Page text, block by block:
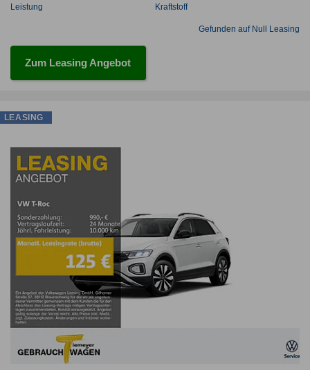
Leistung Kraftstoff
Gefunden auf Null Leasing
Zum Leasing Angebot
LEASING